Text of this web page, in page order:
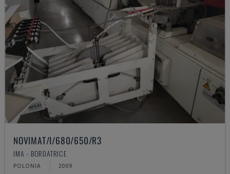
NOVIMAT/I/680/650/R3
IMA - BORDATRICE
POLONIA 2009